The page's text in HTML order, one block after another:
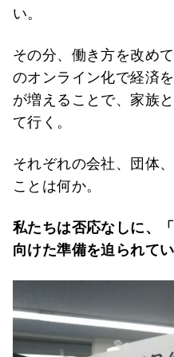
い。
その分、働き方を改め
のオンライン化で経済
が増えることで、家族
て行く。
それぞれの会社、団体
ことは何か。
私たちは否応なしに、
向けた準備を迫られて